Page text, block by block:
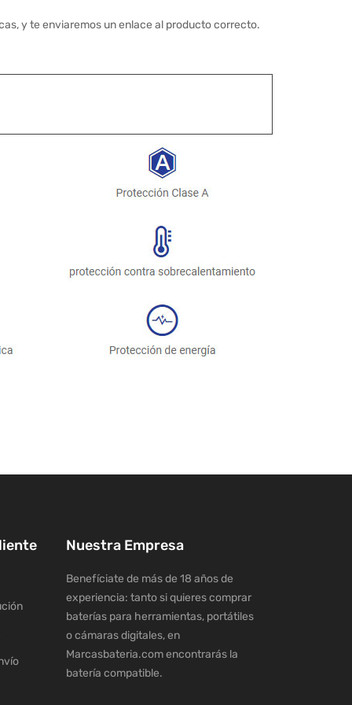
y te enviaremos un enlace al producto correcto.
Nuestra Empresa
Benefíciate de más de 18 años de
experiencia: tanto si quieres comprar
baterías para herramientas, portátiles
o cámaras digitales, en
Marcasbateria.com encontrarás la
batería compatible.